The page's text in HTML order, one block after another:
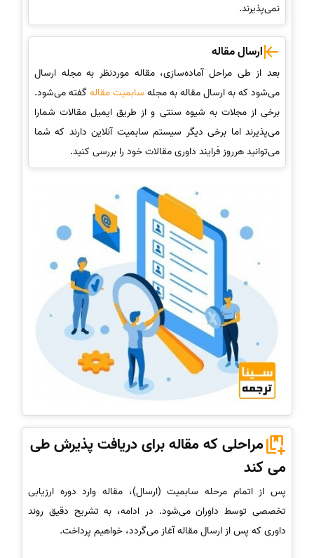
نمی‌پذیرند.
ارسال مقاله
بعد از طی مراحل آماده‌سازی، مقاله موردنظر به مجله ارسال
می‌شود که به ارسال مقاله به مجله سابمیت مقاله گفته می‌شود.
برخی از مجلات به شیوه سنتی و از طریق ایمیل مقالات شمارا
می‌پذیرند اما برخی دیگر سیستم سابمیت آنلاین دارند که شما
می‌توانید هرروز فرایند داوری مقالات خود را بررسی کنید.
مراحلی که مقاله برای دریافت پذیرش طی
می کند
پس از اتمام مرحله سابمیت (ارسال)، مقاله وارد دوره ارزیابی
تخصصی توسط داوران می‌شود. در ادامه، به تشریح دقیق روند
داوری که پس از ارسال مقاله آغاز می‌گردد، خواهیم پرداخت.